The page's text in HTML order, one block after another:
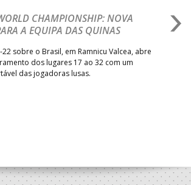
CHAMPIONSHIP: NOVA
A EQUIPA DAS QUINAS
sobre o Brasil, em Ramnicu Valcea, abre
dos lugares 17 ao 32 com um
das jogadoras lusas.